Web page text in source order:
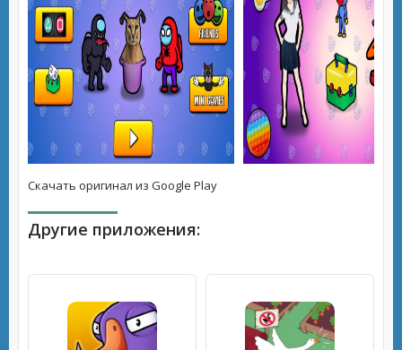
Скачать оригинал из Google Play
Другие приложения: